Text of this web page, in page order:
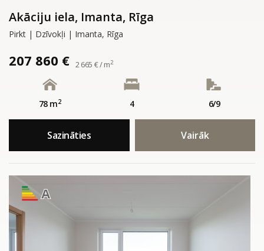
Akāciju iela, Imanta, Rīga
Pirkt | Dzīvokļi | Imanta, Rīga
207 860 € 2 665 € / m2
78 m2 4 6/9
Sazināties Vairāk
A